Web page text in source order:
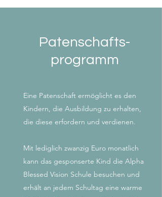
Patenschafts-
programm
Eine Patenschaft ermöglicht es den
Kindern, die Ausbildung zu erhalten,
die diese erfordern und verdienen.
Mit lediglich zwanzig Euro monatlich
kann das gesponserte Kind die Alpha
Blessed Vision Schule besuchen und
erhält an jedem Schultag eine warme